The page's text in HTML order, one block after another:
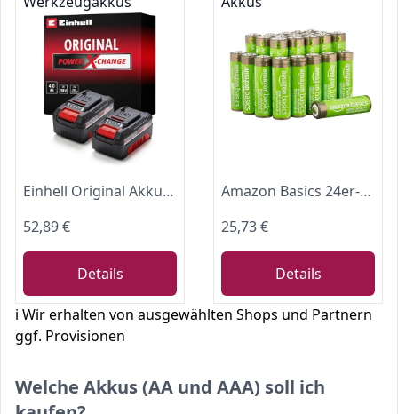
Einhell Original Akku-Twinpack PXC 18 V 4,0 Ah
52,89 €
Details
Amazon Basics 24er-Pack wiederaufladbare AA-NiMH-Batterien mit hoher Kapazität, 2400 mAh, 1,2 V, bis zu 400-mal aufladbar, vorgeladen
25,73 €
Details
ℹ️ Wir erhalten von ausgewählten Shops und Partnern
ggf. Provisionen
Welche Akkus (AA und AAA) soll ich